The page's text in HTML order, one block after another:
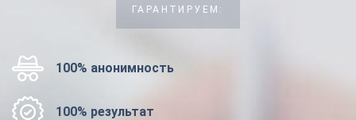
ГАРАНТИРУЕМ:
100% анонимность
100% результат